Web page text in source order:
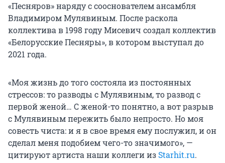
«Песняров» наряду с сооснователем ансамбля
Владимиром Мулявиным. После раскола
коллектива в 1998 году Мисевич создал коллектив
«Белорусские Песняры», в котором выступал до
2021 года.
«Моя жизнь до того состояла из постоянных
стрессов: то разводы с Мулявиным, то развод с
первой женой… С женой-то понятно, а вот разрыв
с Мулявиным пережить было непросто. Но моя
совесть чиста: и я в свое время ему послужил, и он
сделал меня подобием чего-то значимого», —
цитируют артиста наши коллеги из Starhit.ru.